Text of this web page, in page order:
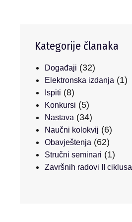
Kategorije članaka
Događaji (32)
Elektronska izdanja (1)
Ispiti (8)
Konkursi (5)
Nastava (34)
Naučni kolokvij (6)
Obavještenja (62)
Stručni seminari (1)
Završnih radovi II ciklusa